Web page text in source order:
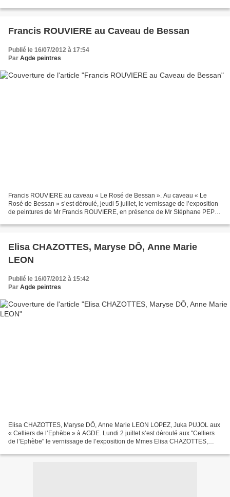
Francis ROUVIERE au Caveau de Bessan
Publié le 16/07/2012 à 17:54
Par Agde peintres
Francis ROUVIERE au caveau « Le Rosé de Bessan ». Au caveau « Le
Rosé de Bessan » s’est déroulé, jeudi 5 juillet, le vernissage de l’exposition
de peintures de Mr Francis ROUVIERE, en présence de Mr Stéphane PEPIN
Elisa CHAZOTTES, Maryse DÔ, Anne Marie
LEON
Publié le 16/07/2012 à 15:42
Par Agde peintres
Elisa CHAZOTTES, Maryse DÔ, Anne Marie LEON LOPEZ, Juka PUJOL aux
« Celliers de l’Ephèbe » à AGDE. Lundi 2 juillet s’est déroulé aux "Celliers
de l’Ephèbe" le vernissage de l’exposition de Mmes Elisa CHAZOTTES,